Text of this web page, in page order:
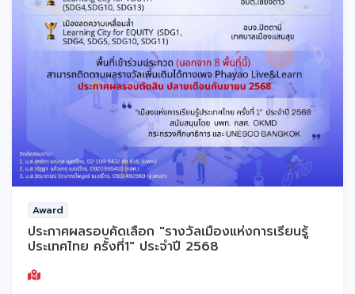
Award
ประกาศผลรอบคัดเลือก "รางวัลเมืองแห่งการเรียนรู้
ประเทศไทย ครั้งที่1" ประจำปี 2568